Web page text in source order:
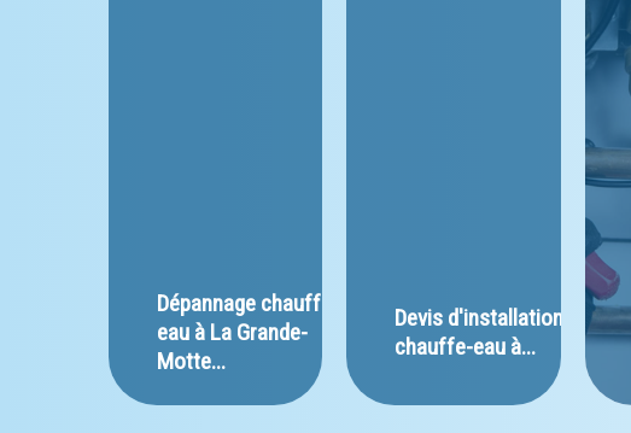
﻿Dépannage chauffe-
eau à La Grande-
Motte...
﻿Devis d'installation de
chauffe-eau à...